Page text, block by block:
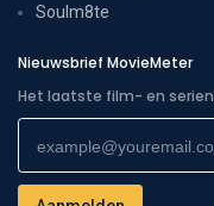
Soulm8te
Nieuwsbrief MovieMeter
Het laatste film- en